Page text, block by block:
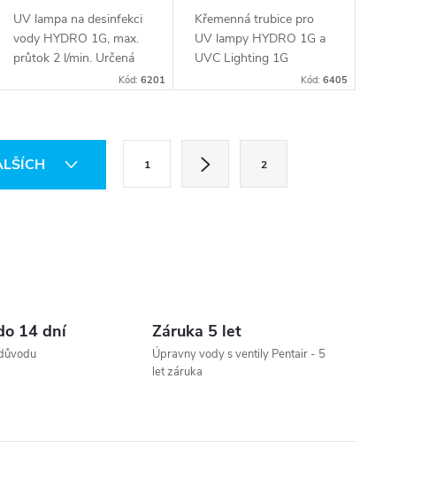
UV lampa na desinfekci
vody HYDRO 1G, max.
průtok 2 l/min. Určená
především pro maléKód:6201
Křemenná trubice pro
UV lampy HYDRO 1G a
UVC Lighting 1G
Kód: 6405
í
1 2
14 dní Záruka 5 let
Úpravny vody s ventily Pentair - 5
let záruka